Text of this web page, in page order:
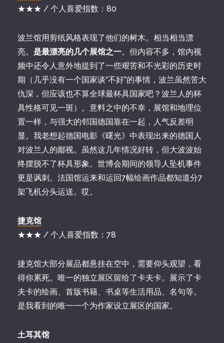
★★★ / 个人喜爱指数：80
波兰馆用剪纸风格表现了他们的树木。相当相当漂
亮。 是最漂亮的几个展馆之一。但内容不多，馆内视
频中还令人意外地提到了一些艰苦和不光彩的历史时
期（几乎没有一个国家谈“不好”的事情，波兰虽然苦大
仇深，但应该也不算全球最杯具国家吧？波兰人的杯
具性格可见一斑）。意料之中的不幸，展馆和地理位
置一样，与强大的邻国德国靠在一起，人气反差明
显。我老想起德国电影《曙光》中表现出来的德国人
对波兰人的鄙视。虽然这几年情况好转，但大波波始
终摆脱不了杯具形象。世博会期间的领导人坠机事件
更是讽刺。法国馆运来和运回7幅绘画作品都知道分7
架飞机分头运送。哎。
捷克馆
★★★ / 个人喜爱指数：78
捷克馆大部分展品都悬挂在空中，需要仰头观望，看
得你累死。唯一的独立展区留给了卡夫卡。展示了卡
夫卡的绘画、首版书籍、书桌等生活用品、名句等。
是我看到的唯一一个为作家设立展区的国家。
土耳其馆